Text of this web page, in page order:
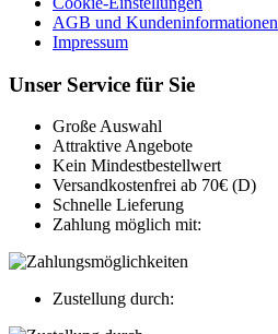
AGB und Kundeninformationen
Impressum
Unser Service für Sie
Große Auswahl
Attraktive Angebote
Kein Mindestbestellwert
Versandkostenfrei ab 70€ (D)
Schnelle Lieferung
Zahlung möglich mit:
Zustellung durch: